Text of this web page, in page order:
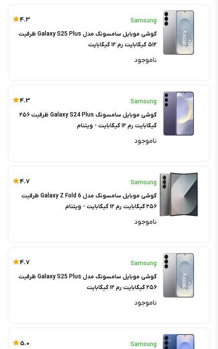
Samsung
4.3
گوشی موبایل سامسونگ مدل Galaxy S25 Plus ظرفیت
۵۱۲ گیگابایت رم ۱۲ گیگابایت
ناموجود
Samsung
4.3
گوشی موبایل سامسونگ Galaxy S24 Plus ظرفیت ۲۵۶
گیگابایت رم ۱۲ گیگابایت - ویتنام
ناموجود
Samsung
4.7
گوشی موبایل سامسونگ مدل Galaxy Z Fold 6 ظرفیت
۲۵۶ گیگابایت رم ۱۲ گیگابایت - ویتنام
ناموجود
Samsung
4.7
گوشی موبایل سامسونگ مدل Galaxy S25 Plus ظرفیت
۲۵۶ گیگابایت رم ۱۲ گیگابایت
ناموجود
Samsung
5.0